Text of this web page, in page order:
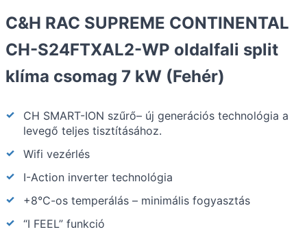
C&H RAC SUPREME CONTINENTAL
CH-S24FTXAL2-WP oldalfali split
klíma csomag 7 kW (Fehér)
CH SMART-ION szűrő– új generációs technológia a
levegő teljes tisztításához.
Wifi vezérlés
I-Action inverter technológia
+8°C-os temperálás – minimális fogyasztás
“I FEEL” funkció